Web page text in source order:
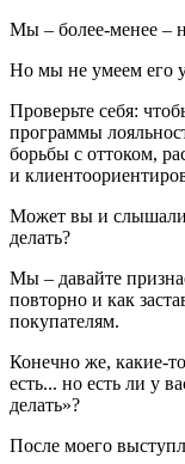
Мы – более-менее –
Но мы не умеем его
Проверьте себя:
программы
борьбы с оттоком,
и
Может вы и слышали
делать?
Мы – давайте
повторно и как
покупателям.
Конечно же, какие-
есть... но есть ли у
делать»?
После моего